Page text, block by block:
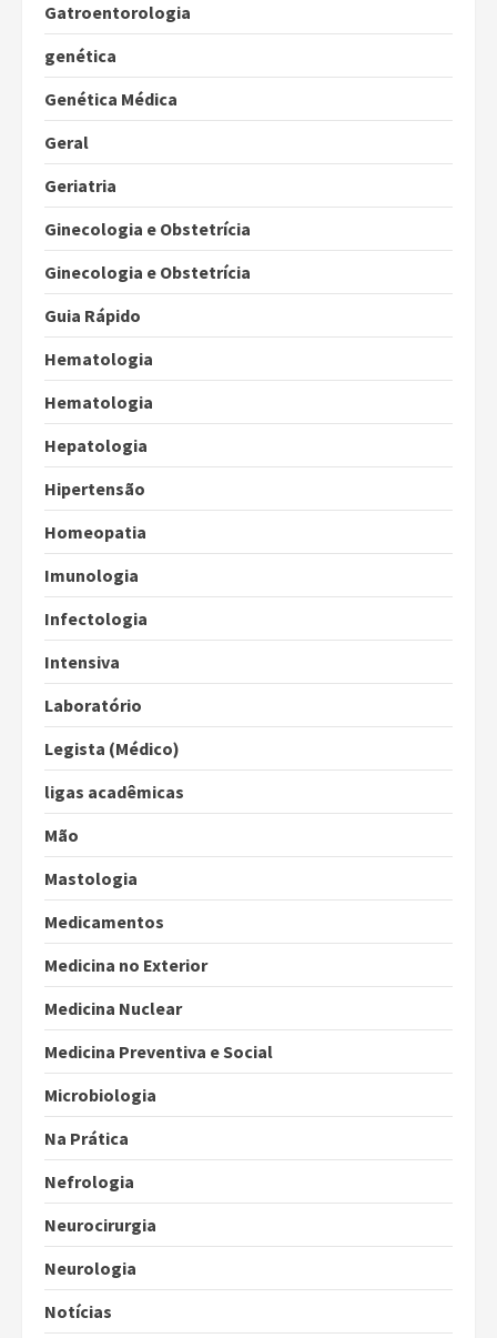
Gatroentorologia
genética
Genética Médica
Geral
Geriatria
Ginecologia e Obstetrícia
Ginecologia e Obstetrícia
Guia Rápido
Hematologia
Hematologia
Hepatologia
Hipertensão
Homeopatia
Imunologia
Infectologia
Intensiva
Laboratório
Legista (Médico)
ligas acadêmicas
Mão
Mastologia
Medicamentos
Medicina no Exterior
Medicina Nuclear
Medicina Preventiva e Social
Microbiologia
Na Prática
Nefrologia
Neurocirurgia
Neurologia
Notícias